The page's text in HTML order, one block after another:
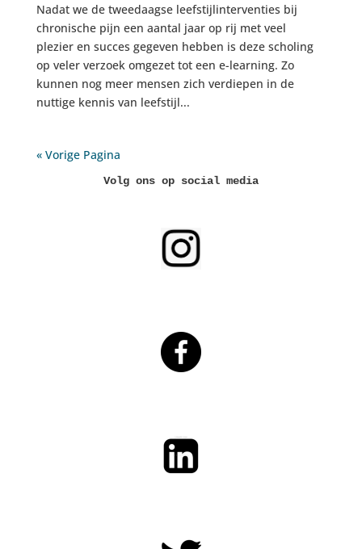
Nadat we de tweedaagse leefstijlinterventies bij
chronische pijn een aantal jaar op rij met veel
plezier en succes gegeven hebben is deze scholing
op veler verzoek omgezet tot een e-learning. Zo
kunnen nog meer mensen zich verdiepen in de
nuttige kennis van leefstijl...
« Vorige Pagina
Volg ons op social media